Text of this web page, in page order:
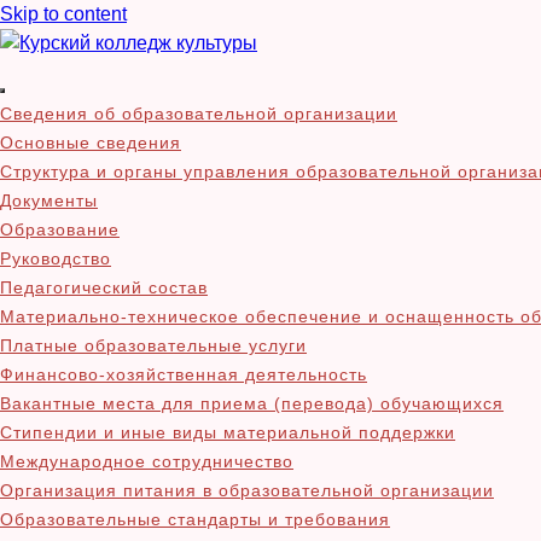
Skip to content
Курский колледж
Сведения об образовательной организации
Основные сведения
Структура и органы управления образовательной
Документы
Образование
Руководство
Педагогический состав
Материально-техническое обеспечение и оснащенность
Платные образовательные услуги
Финансово-хозяйственная деятельность
Вакантные места для приема (перевода) обучающихся
Стипендии и иные виды материальной поддержки
Международное сотрудничество
Организация питания в образовательной организации
Образовательные стандарты и требования